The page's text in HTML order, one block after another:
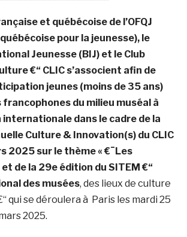
et québécoise de l’OFQJ
pour la jeunesse), le
Jeunesse (BIJ) et le Club
€“ CLIC s’associent afin de
jeunes (moins de 35 ans)
du milieu muséal à
dans le cadre de la
Culture & Innovation(s) du CLIC
2025 sur le thème « €¯Les
de la 29e édition du SITEM €“
des musées, des lieux de culture
qui se déroulera à Paris les mardi 25
2025.